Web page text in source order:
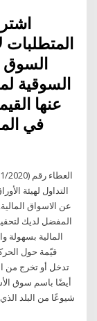
السوق
السوقية
عنها
عن الاسواق
المالية بسهولة
قيّمة حول
تدخل أو تخرج من
أيضًا باسم سوق